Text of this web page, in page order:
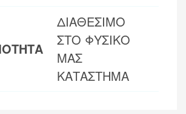
ΔΙΑΘΕΣΙΜΟ
ΣΤΟ ΦΥΣΙΚΟ
ΜΑΣ
ΚΑΤΑΣΤΗΜΑ